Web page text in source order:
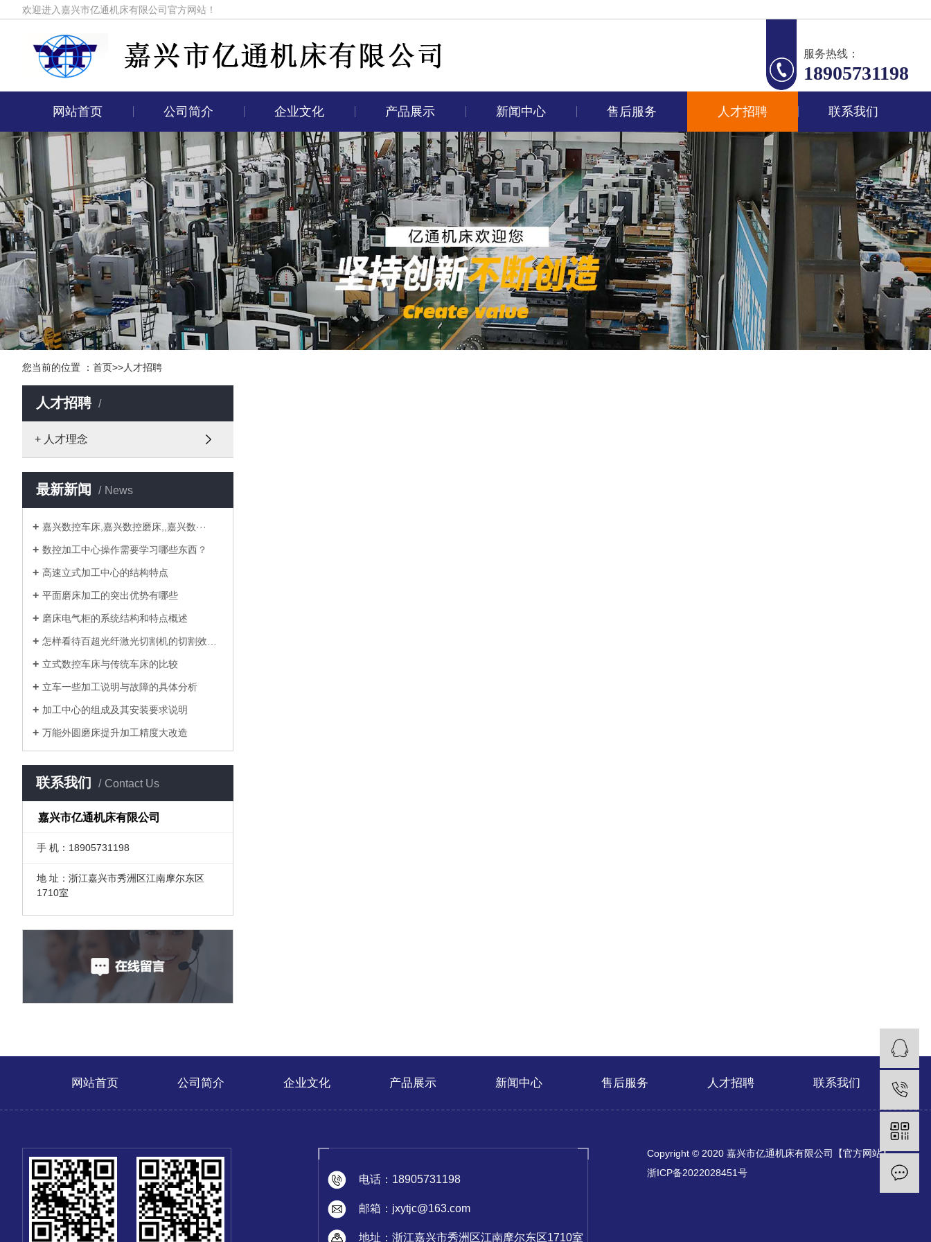
欢迎进入嘉兴市亿通机床有限公司官方网站！
服务热线：
18905731198
网站首页 公司简介 企业文化 产品展示 新闻中心 售后服务 人才招聘 联系我们
您当前的位置 ： 首页>>人才招聘
人才招聘
+ 人才理念
最新新闻 News
嘉兴数控车床,嘉兴数控磨床,,嘉兴数···
数控加工中心操作需要学习哪些东西？
高速立式加工中心的结构特点
平面磨床加工的突出优势有哪些
磨床电气柜的系统结构和特点概述
怎样看待百超光纤激光切割机的切割效果···
立式数控车床与传统车床的比较
立车一些加工说明与故障的具体分析
加工中心的组成及其安装要求说明
万能外圆磨床提升加工精度大改造
联系我们 Contact Us
嘉兴市亿通机床有限公司
手 机：18905731198
地 址：浙江嘉兴市秀洲区江南摩尔东区
1710室
网站首页 公司简介 企业文化 产品展示 新闻中心 售后服务 人才招聘 联系我们
电话：18905731198
邮箱：jxytjc@163.com
地址：浙江嘉兴市秀洲区江南摩尔东区1710室
Copyright © 2020 嘉兴市亿通机床有限公司【官方网站】
浙ICP备2022028451号